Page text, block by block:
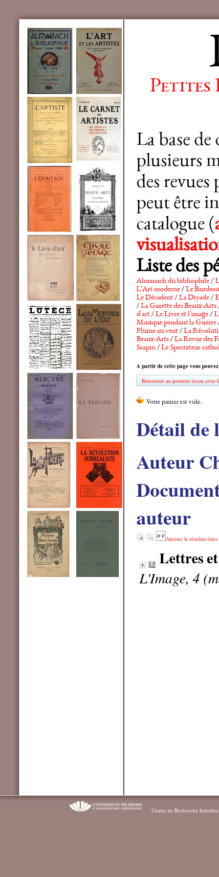
Petites
La base
plusieurs
des revues
peut être
catalogue (
Liste des
Almanach du bibliophile/
L'Art moderne/Le Bambou
Le Décadent/La Dryade/
/La Gazette des Beaux-Arts
d'art/Le Livre et l'image/
Musique pendant la Guerre
Plume au vent/La
Beaux-Arts/La Revue des
Scapin/Le Spectateur
A partir de cette page vous
Retourner au premier écran avec
Détail de
Auteur
auteur
Ajouter le résultat
Lettres
L'Image, 4
Centre de Recherche